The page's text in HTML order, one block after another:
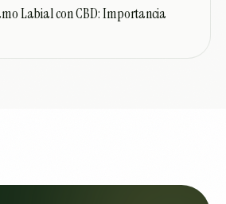
Labial con CBD: Importancia